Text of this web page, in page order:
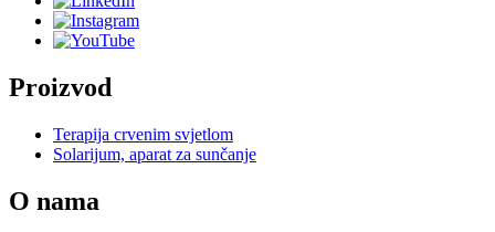
Proizvod
Terapija crvenim svjetlom
Solarijum, aparat za sunčanje
O nama